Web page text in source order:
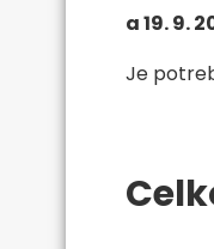
a 19. 9.
Je